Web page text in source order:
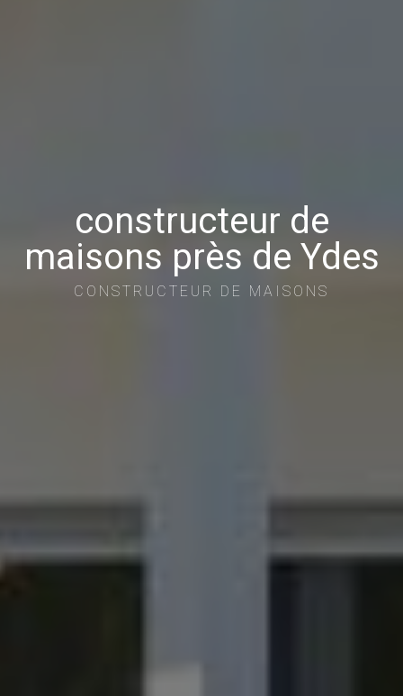
constructeur de
maisons près de Ydes
CONSTRUCTEUR DE MAISONS